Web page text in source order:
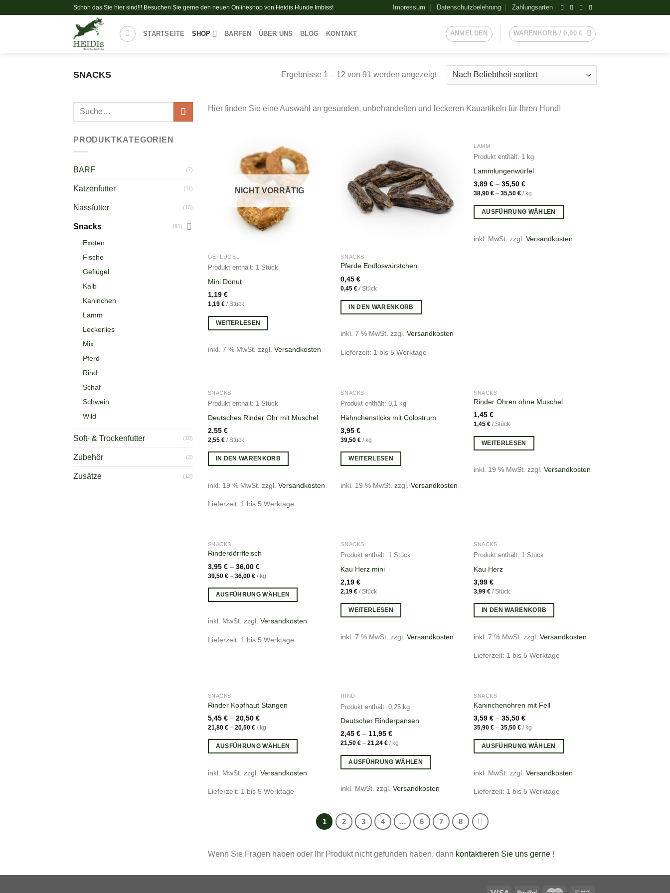
Schön das Sie hier sind!!! Besuchen Sie gerne den neuen Onlineshop von Heidis Hunde Imbiss! Impressum Datenschutzbelehrung Zahlungsarten
STARTSEITE SHOP BARFEN ÜBER UNS BLOG KONTAKT ANMELDEN WARENKORB /0,00€
SNACKS Ergebnisse 1 – 12 von 91 werden angezeigt
Suche
PRODUKTKATEGORIEN
BARF (7)
Katzenfutter (11)
Nassfutter (15)
Snacks (91)
Exoten
Fische
Geflügel
Kalb
Kaninchen
Lamm
Leckerlies
Mix
Pferd
Rind
Schaf
Schwein
Wild
Soft- & Trockenfutter (10)
Zubehör (3)
Zusätze (13)
Hier finden Sie eine Auswahl an gesunden, unbehandelten und leckeren Kauartikeln für Ihren Hund!
NICHT VORRÄTIG
GEFLÜGEL
Produkt enthält: 1 Stück
Mini Donut
1,19 €
1,19 €/ Stück
WEITERLESEN
inkl. 7 % MwSt. zzgl. Versandkosten
SNACKS
Pferde Endloswürstchen
0,45€
0,45€ /Stück
IN DEN WARENKORB
inkl. 7 % MwSt. zzgl.Versandkosten
Lieferzeit: 1 bis 5 Werktage
LAMM
Produkt enthält: 1 kg
Lammlungenwürfel
3,89€ –35,50€
38,90€ –35,50€ / kg
AUSFÜHRUNG WÄHLEN
inkl. MwSt. zzgl.Versandkosten
SNACKS
Produkt enthält: 1 Stück
Deutsches Rinder Ohr mit Muschel
2,55 €
2,55 €/Stück
IN DEN WARENKORB
inkl. 19 % MwSt. zzgl. Versandkosten
Lieferzeit: 1 bis 5 Werktage
SNACKS
Produkt enthält: 0,1 kg
Hähnchensticks mit Colostrum
3,95€
39,50€ / kg
WEITERLESEN
inkl. 19 % MwSt. zzgl.Versandkosten
SNACKS
Rinder Ohren ohne Muschel
1,45€
1,45€ /Stück
WEITERLESEN
inkl. 19 % MwSt. zzgl.Versandkosten
SNACKS
Rinderdörrfleisch
3,95 €– 36,00 €
39,50 €– 36,00 €/ kg
AUSFÜHRUNG WÄHLEN
inkl. MwSt. zzgl. Versandkosten
Lieferzeit: 1 bis 5 Werktage
SNACKS
Produkt enthält: 1 Stück
Kau Herz mini
2,19€
2,19€ /Stück
WEITERLESEN
inkl. 7 % MwSt. zzgl.Versandkosten
SNACKS
Produkt enthält: 1 Stück
Kau Herz
3,99€
3,99€ /Stück
IN DEN WARENKORB
inkl. 7 % MwSt. zzgl.Versandkosten
Lieferzeit: 1 bis 5 Werktage
SNACKS
Rinder Kopfhaut Stangen
5,45 €– 20,50 €
21,80 €– 20,50 €/ kg
AUSFÜHRUNG WÄHLEN
inkl. MwSt. zzgl. Versandkosten
Lieferzeit: 1 bis 5 Werktage
RIND
Produkt enthält: 0,25 kg
Deutscher Rinderpansen
2,45€ –11,95€
21,50€ –21,24€ / kg
AUSFÜHRUNG WÄHLEN
inkl. MwSt. zzgl.Versandkosten
SNACKS
Kaninchenohren mit Fell
3,59€ –35,50€
35,90€ –35,50€ / kg
AUSFÜHRUNG WÄHLEN
inkl. MwSt. zzgl.Versandkosten
Lieferzeit: 1 bis 5 Werktage
1 2 3 4 … 6 7 8
Wenn Sie Fragen haben oder Ihr Produkt nicht gefunden haben, dann kontaktieren Sie uns gerne !